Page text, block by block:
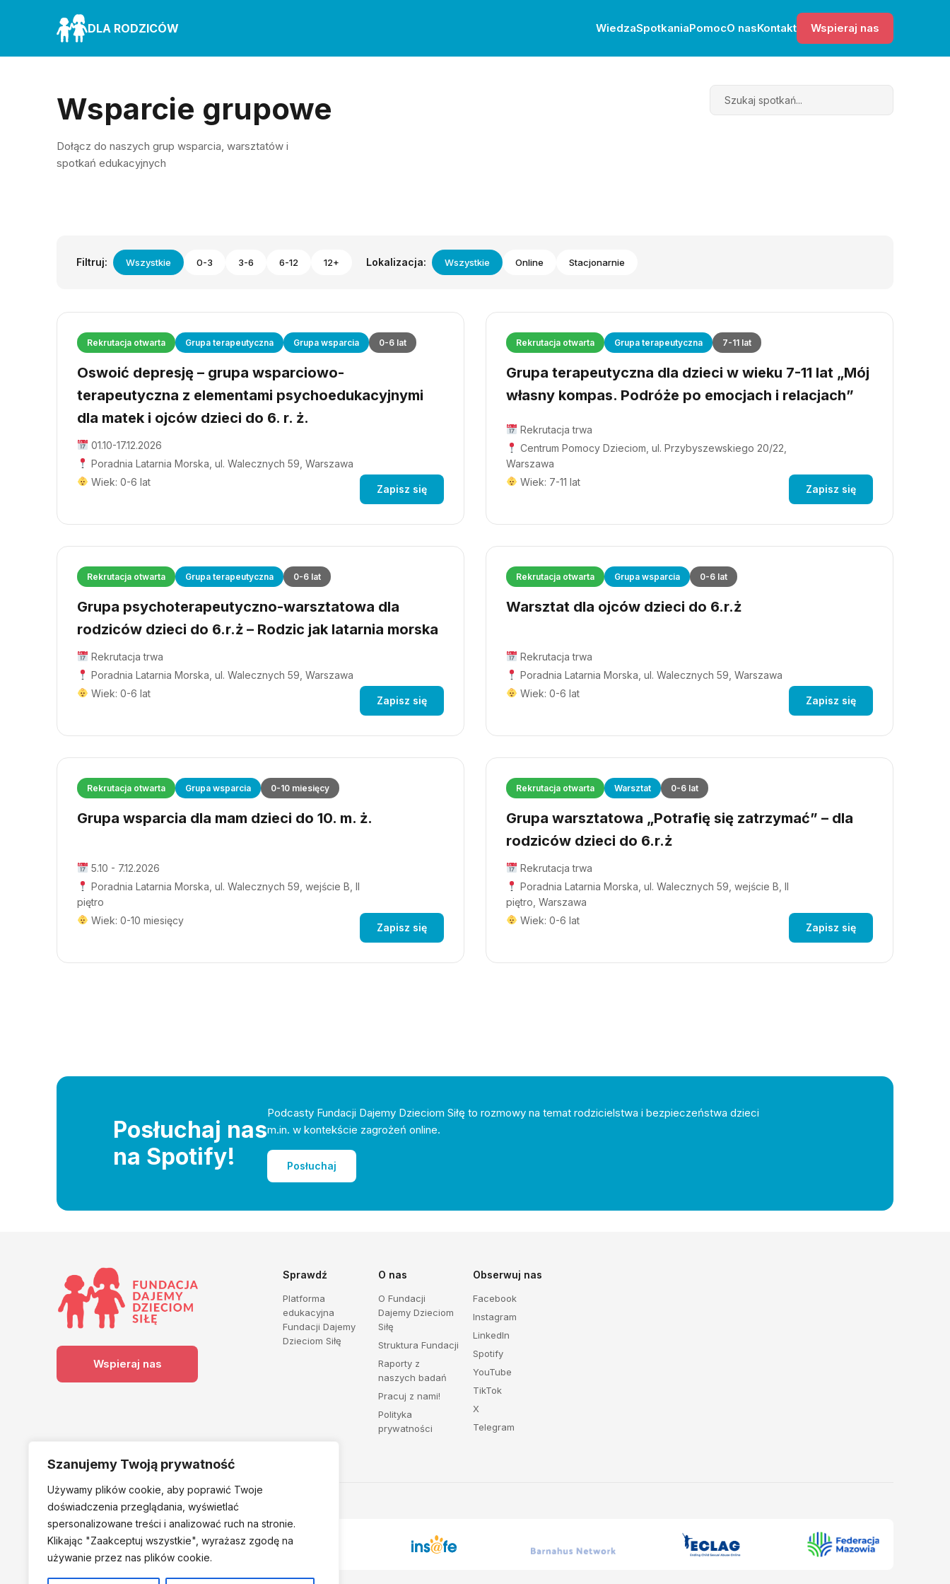
Szanujemy Twoją prywatność
Używamy plików cookie, aby poprawić Twoje
doświadczenia przeglądania, wyświetlać
spersonalizowane treści i analizować ruch na stronie.
Klikając "Zaakceptuj wszystkie", wyrażasz zgodę na
używanie przez nas plików cookie.
DLA RODZICÓW WiedzaSpotkaniaPomocO nasKontakt Wspieraj nas
Wsparcie grupowe
Dołącz do naszych grup wsparcia, warsztatów i
spotkań edukacyjnych
Search
Filtruj: Wszystkie 0-3 3-6 6-12 12+ Lokalizacja: Wszystkie Online Stacjonarnie
Rekrutacja otwarta Grupa terapeutyczna Grupa wsparcia 0-6 lat
Oswoić depresję – grupa wsparciowo-
terapeutyczna z elementami psychoedukacyjnymi
dla matek i ojców dzieci do 6. r. ż.
01.10-17.12.2026
Poradnia Latarnia Morska, ul. Walecznych 59, Warszawa
Wiek: 0-6 lat
Zapisz się
Rekrutacja otwarta Grupa terapeutyczna 7-11 lat
Grupa terapeutyczna dla dzieci w wieku 7-11 lat „Mój
własny kompas. Podróże po emocjach i relacjach”
Rekrutacja trwa
Centrum Pomocy Dzieciom, ul. Przybyszewskiego 20/22,
Warszawa
Wiek: 7-11 lat
Zapisz się
Rekrutacja otwarta Grupa terapeutyczna 0-6 lat
Grupa psychoterapeutyczno-warsztatowa dla
rodziców dzieci do 6.r.ż – Rodzic jak latarnia morska
Rekrutacja trwa
Poradnia Latarnia Morska, ul. Walecznych 59, Warszawa
Wiek: 0-6 lat
Zapisz się
Rekrutacja otwarta Grupa wsparcia 0-6 lat
Warsztat dla ojców dzieci do 6.r.ż
Rekrutacja trwa
Poradnia Latarnia Morska, ul. Walecznych 59, Warszawa
Wiek: 0-6 lat
Zapisz się
Rekrutacja otwarta Grupa wsparcia 0-10 miesięcy
Grupa wsparcia dla mam dzieci do 10. m. ż.
5.10 - 7.12.2026
Poradnia Latarnia Morska, ul. Walecznych 59, wejście B, II
piętro
Wiek: 0-10 miesięcy
Zapisz się
Rekrutacja otwarta Warsztat 0-6 lat
Grupa warsztatowa „Potrafię się zatrzymać” – dla
rodziców dzieci do 6.r.ż
Rekrutacja trwa
Poradnia Latarnia Morska, ul. Walecznych 59, wejście B, II
piętro, Warszawa
Wiek: 0-6 lat
Zapisz się
Posłuchaj nas
na Spotify!
Podcasty Fundacji Dajemy Dzieciom Siłę to rozmowy na temat rodzicielstwa i bezpieczeństwa dzieci
m.in. w kontekście zagrożeń online.
Posłuchaj
Wspieraj nas
Sprawdź
Platforma
edukacyjna
Fundacji Dajemy
Dzieciom Siłę
O nas
O Fundacji
Dajemy Dzieciom
Siłę
Struktura Fundacji
Raporty z
naszych badań
Pracuj z nami!
Polityka
prywatności
Obserwuj nas
Facebook
Instagram
LinkedIn
Spotify
YouTube
TikTok
X
Telegram
Należymy do